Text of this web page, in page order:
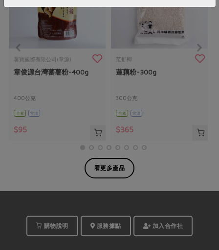
薯寶國際有限公司(章源)
章俊源台灣蕃薯粉-400g
400公克
全素 常溫
$95
范郁卿
蓮藕粉-300g
300公克
全素 常溫
$365
看更多產品
購物說明 服務據點 加入合作社